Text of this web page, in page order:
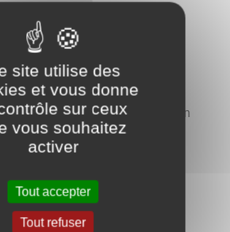
et institutrice petite section
section
grande section
- ATSEM
site utilise des
et vous donne
sur ceux
vous souhaitez
activer
Tout accepter
Tout refuser